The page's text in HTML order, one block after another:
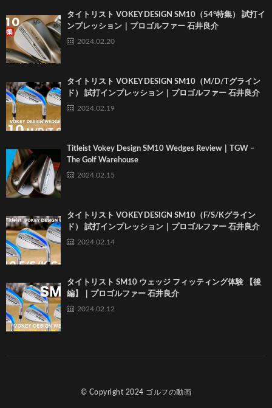
タイトリスト VOKEY DESIGN SM10（54°特集） 試打イ
ンプレッション｜プロゴルファー 石井良介
2024.02.20
タイトリスト VOKEY DESIGN SM10（M/D/Tグライン
ド） 試打インプレッション｜プロゴルファー 石井良介
2024.02.19
Titleist Vokey Design SM10 Wedges Review｜TGW –
The Golf Warehouse
2024.02.15
タイトリスト VOKEY DESIGN SM10（F/S/Kグライン
ド） 試打インプレッション｜プロゴルファー 石井良介
2024.02.14
タイトリスト SM10 ウェッジ フィッティング体験 【後
編】｜プロゴルファー 石井良介
2024.02.12
© Copyright 2024 ゴルフの動画